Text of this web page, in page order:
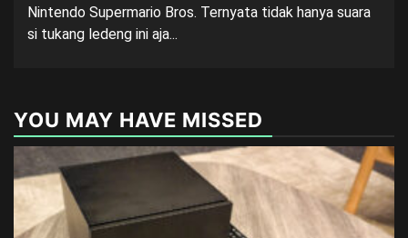
Nintendo Supermario Bros. Ternyata tidak hanya suara
si tukang ledeng ini aja...
YOU MAY HAVE MISSED